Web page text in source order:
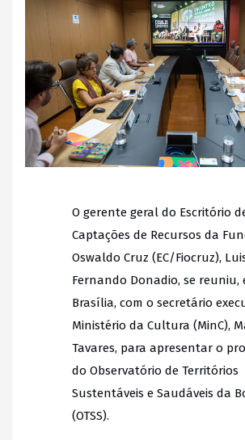
O gerente geral do Escritório
Captações de Recursos da
Oswaldo Cruz (EC/Fiocruz),
Fernando Donadio, se reuniu,
Brasília, com o secretário
Ministério da Cultura (MinC),
Tavares, para apresentar o
do Observatório de Territórios
Sustentáveis e Saudáveis da
(OTSS).